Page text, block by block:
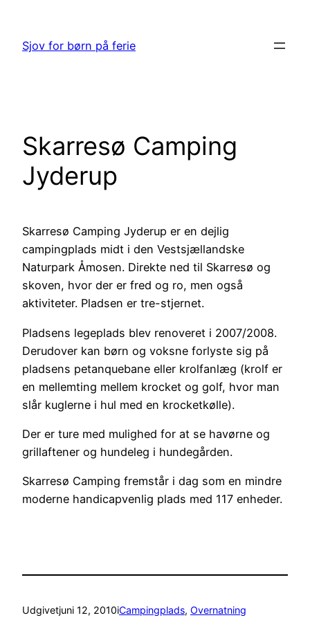
indhold
Sjov for børn på ferie
Skarresø Camping
Jyderup
Skarresø Camping Jyderup er en dejlig
campingplads midt i den Vestsjællandske
Naturpark Åmosen. Direkte ned til Skarresø og
skoven, hvor der er fred og ro, men også
aktiviteter. Pladsen er tre-stjernet.
Pladsens legeplads blev renoveret i 2007/2008.
Derudover kan børn og voksne forlyste sig på
pladsens petanquebane eller krolfanlæg (krolf er
en mellemting mellem krocket og golf, hvor man
slår kuglerne i hul med en krocketkølle).
Der er ture med mulighed for at se havørne og
grillaftener og hundeleg i hundegården.
Skarresø Camping fremstår i dag som en mindre
moderne handicapvenlig plads med 117 enheder.
Udgivetjuni 12, 2010iCampingplads, Overnatning